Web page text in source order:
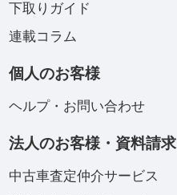
下取りガイド
連載コラム
個人のお客様
ヘルプ・お問い合わせ
法人のお客様・資料請求
中古車査定仲介サービス